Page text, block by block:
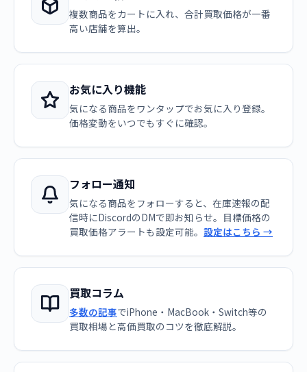
複数商品をカートに入れ、合計買取価格が一番
高い店舗を算出。
お気に入り機能
気になる商品をワンタップでお気に入り登録。
価格変動をいつでもすぐに確認。
フォロー通知
気になる商品をフォローすると、在庫速報の配
信時にDiscordのDMで即お知らせ。目標価格の
買取価格アラートも設定可能。 設定はこちら →
買取コラム
多数の記事でiPhone・MacBook・Switch等の
買取相場と高価買取のコツを徹底解説。